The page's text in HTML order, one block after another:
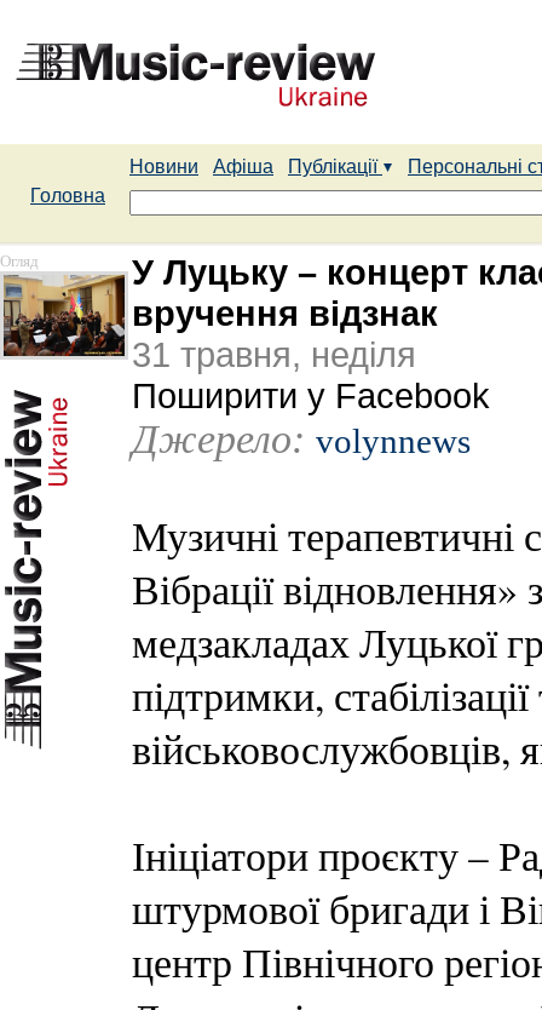
Новини Афіша Публікації
Персональні
Головна
Огляд
У Луцьку – концерт
вручення відзнак
31 травня, неділя
Поширити у Facebook
Джерело: volynnews
Музичні терапевтичні
Вібрації
медзакладах Луцької
підтримки,
військовослужбовців,
Ініціатори проєкту –
штурмової бригади і
центр Північного